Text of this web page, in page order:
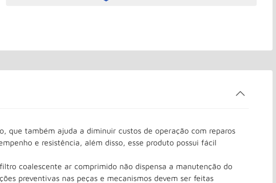
que também ajuda a diminuir custos de operação com reparos
e resistência, além disso, esse produto possui fácil
coalescente ar comprimido não dispensa a manutenção do
preventivas nas peças e mecanismos devem ser feitas